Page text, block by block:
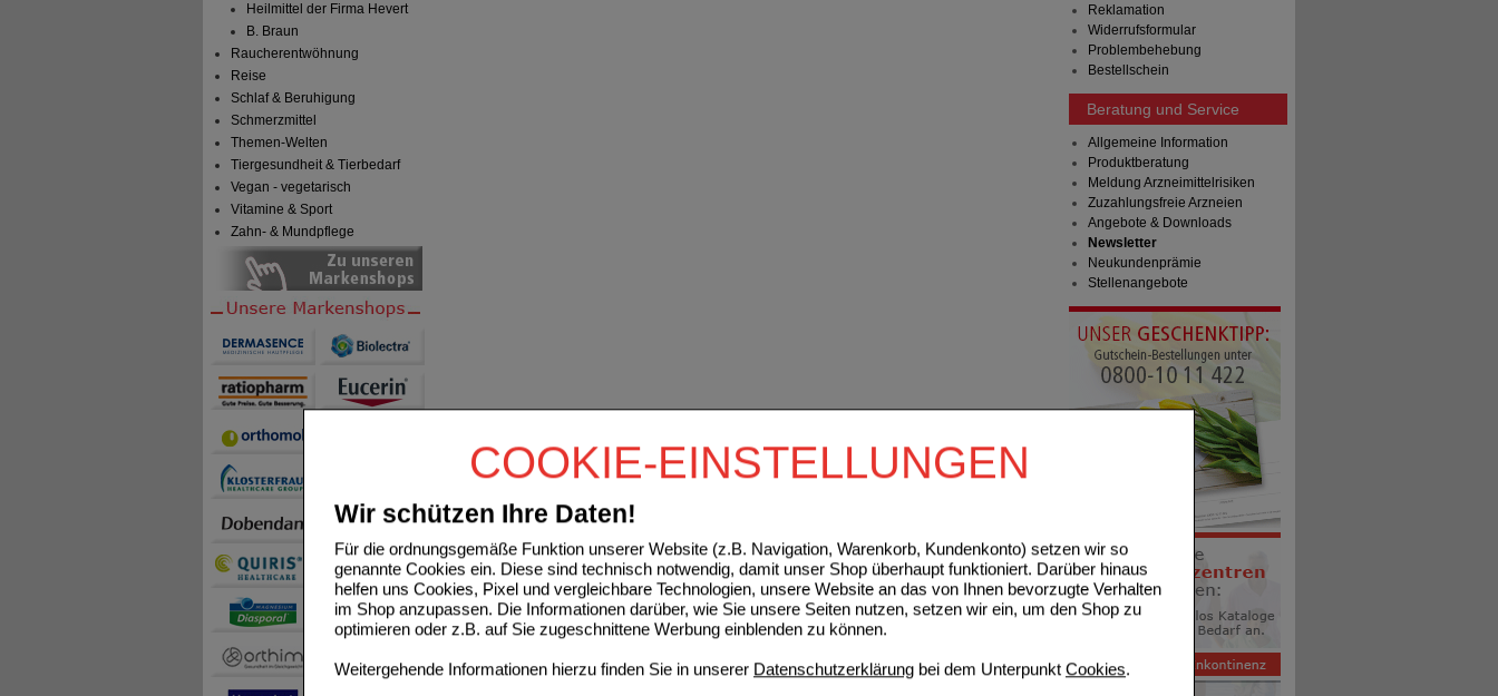
COOKIE-EINSTELLUNGEN
Wir schützen Ihre Daten!
Für die ordnungsgemäße Funktion unserer Website (z.B. Navigation, Warenkorb, Kundenkonto) setzen wir so
genannte Cookies ein. Diese sind technisch notwendig, damit unser Shop überhaupt funktioniert. Darüber hinaus
helfen uns Cookies, Pixel und vergleichbare Technologien, unsere Website an das von Ihnen bevorzugte Verhalten
im Shop anzupassen. Die Informationen darüber, wie Sie unsere Seiten nutzen, setzen wir ein, um den Shop zu
optimieren oder z.B. auf Sie zugeschnittene Werbung einblenden zu können.
Weitergehende Informationen hierzu finden Sie in unserer Datenschutzerklärung bei dem Unterpunkt Cookies.
Heilmittel der Firma Hevert
B. Braun
Raucherentwöhnung
Reise
Schlaf & Beruhigung
Schmerzmittel
Themen-Welten
Tiergesundheit & Tierbedarf
Vegan - vegetarisch
Vitamine & Sport
Zahn- & Mundpflege
Reklamation
Widerrufsformular
Problembehebung
Bestellschein
Beratung und Service
Allgemeine Information
Produktberatung
Meldung Arzneimittelrisiken
Zuzahlungsfreie Arzneien
Angebote & Downloads
Newsletter
Neukundenprämie
Stellenangebote